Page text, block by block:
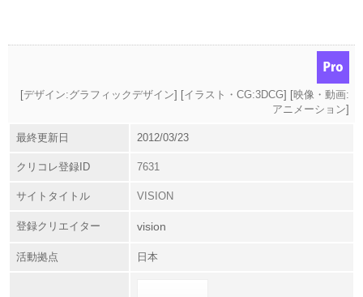
[デザイン:グラフィックデザイン] [イラスト・CG:3DCG] [映像・動画:
アニメーション]
最終更新日 2012/03/23
クリコレ登録ID 7631
サイトタイトル VISION
登録クリエイター vision
活動拠点 日本